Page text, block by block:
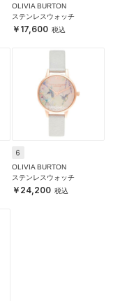
OLIVIA BURTON
ステンレスウォッチ
17,600
6
OLIVIA BURTON
ステンレスウォッチ
24,200